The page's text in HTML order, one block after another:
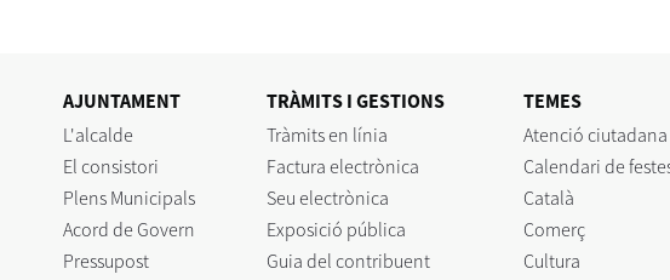
AJUNTAMENT
L'alcalde
El consistori
Plens Municipals
Acord de Govern
Pressupost
TRÀMITS I GESTIONS
Tràmits en línia
Factura electrònica
Seu electrònica
Exposició pública
Guia del contribuent
TEMES
Atenció ciutadana
Calendari de
Català
Comerç
Cultura